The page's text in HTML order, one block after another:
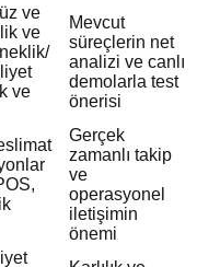
ve
ve
ve
Mevcut
süreçlerin net
analizi ve canlı
demolarla test
önerisi
Gerçek
zamanlı takip
ve
operasyonel
iletişimin
önemi